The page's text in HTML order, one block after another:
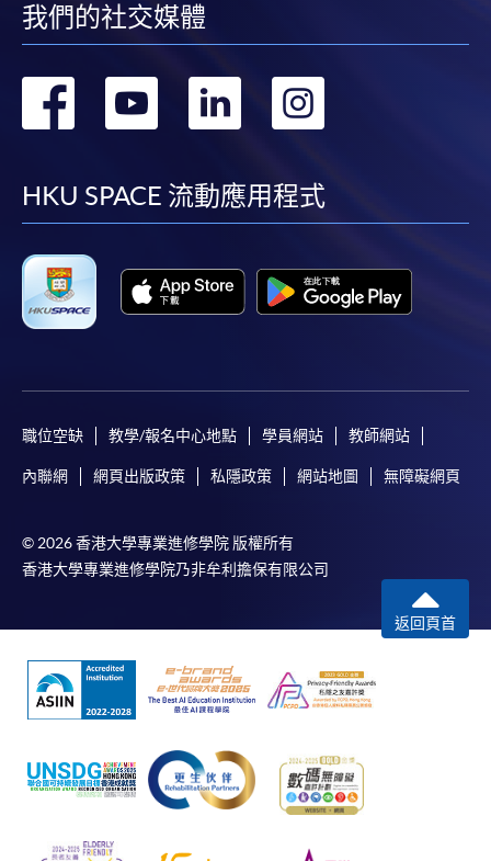
我們的社交媒體
轉
facebook
轉
youtube
轉
linkedin
轉
HKU SPACE 流動應用程式
職位空缺 教學/報名中心地點 學員網站 教師網站
內聯網 網頁出版政策 私隱政策 網站地圖 無障礙網頁
© 2026 香港大學專業進修學院 版權所有
香港大學專業進修學院乃非牟利擔保有限公司
返回頁首